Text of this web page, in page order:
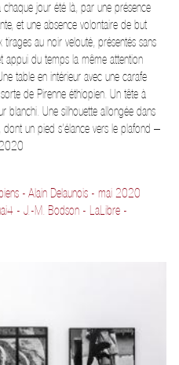
chaque jour été là, par une présence
et une absence volontaire de but
au noir velouté, présentés sans
appui du temps la même attention
table en intérieur avec une carafe
de Pirenne éthiopien. Un tête à
blanchi. Une silhouette allongée dans
un pied s’élance vers le plafond –
- Alain Delaunois - mai 2020
- J.-M. Bodson - LaLibre -